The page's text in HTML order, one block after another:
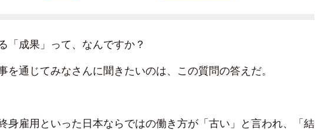
「成果」って、なんですか？
を通じてみなさんに聞きたいのは、この質問の答えだ。
身雇用といった日本ならではの働き方が「古い」と言われ、「結